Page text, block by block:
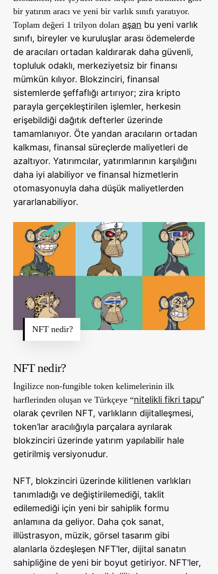
bir yatırım aracı ve yeni bir varlık sınıfı yaratıyor.
Toplam değeri 1 trilyon doları aşan bu yeni varlık
sınıfı, bireyler ve kuruluşlar arası ödemelerde
de aracıları ortadan kaldırarak daha güvenli,
topluluk odaklı, merkeziyetsiz bir finansı
mümkün kılıyor. Blokzinciri, finansal
sistemlerde şeffaflığı artırıyor; zira kripto
parayla gerçekleştirilen işlemler, herkesin
erişebildiği dağıtık defterler üzerinde
tamamlanıyor. Öte yandan aracıların ortadan
kalkması, finansal süreçlerde maliyetleri de
azaltıyor. Yatırımcılar, yatırımlarının karşılığını
daha iyi alabiliyor ve finansal hizmetlerin
otomasyonuyla daha düşük maliyetlerden
yararlanabiliyor.
NFT nedir?
NFT nedir?
İngilizce non-fungible token kelimelerinin ilk
harflerinden oluşan ve Türkçeye “nitelikli fikri tapu”
olarak çevrilen NFT, varlıkların dijitalleşmesi,
token’lar aracılığıyla parçalara ayrılarak
blokzinciri üzerinde yatırım yapılabilir hale
getirilmiş versiyonudur.
NFT, blokzinciri üzerinde kilitlenen varlıkları
tanımladığı ve değiştirilemediği, taklit
edilemediği için yeni bir sahiplik formu
anlamına da geliyor. Daha çok sanat,
illüstrasyon, müzik, görsel tasarım gibi
alanlarla özdeşleşen NFT’ler, dijital sanatın
sahipliğine de yeni bir boyut getiriyor. NFT’ler,